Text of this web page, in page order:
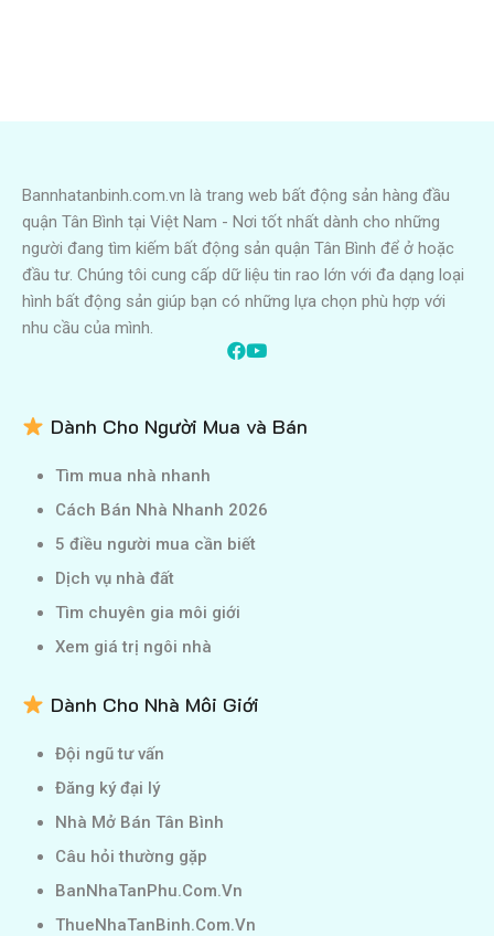
Bannhatanbinh.com.vn là trang web bất động sản hàng đầu
quận Tân Bình tại Việt Nam - Nơi tốt nhất dành cho những
người đang tìm kiếm bất động sản quận Tân Bình để ở hoặc
đầu tư. Chúng tôi cung cấp dữ liệu tin rao lớn với đa dạng loại
hình bất động sản giúp bạn có những lựa chọn phù hợp với
nhu cầu của mình.
Dành Cho Người Mua và Bán
Tìm mua nhà nhanh
Cách Bán Nhà Nhanh 2026
5 điều người mua cần biết
Dịch vụ nhà đất
Tìm chuyên gia môi giới
Xem giá trị ngôi nhà
Dành Cho Nhà Môi Giới
Đội ngũ tư vấn
Đăng ký đại lý
Nhà Mở Bán Tân Bình
Câu hỏi thường gặp
BanNhaTanPhu.Com.Vn
ThueNhaTanBinh.Com.Vn